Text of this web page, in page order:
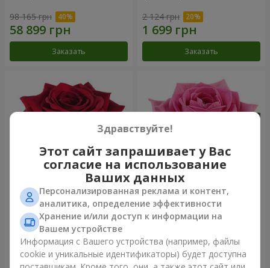
98 165 грн
Заказать
2 124 грн
Заказать
Роза красная (поштучно)
Заказать
Роза розовая (поштучно)
Заказать
Здравствуйте!
Этот сайт запрашивает у Вас
согласие на использование
Ваших данных
Персонализированная реклама и контент,
аналитика, определение эффективности
Хранение и/или доступ к информации на
Вашем устройстве
Информация с Вашего устройства (например, файлы
cookie и уникальные идентификаторы) будет доступна